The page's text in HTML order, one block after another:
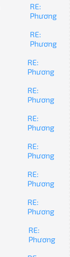
RE:
Phương
RE:
Phương
RE:
Phương
RE:
Phương
RE:
Phương
RE:
Phương
RE:
Phương
RE:
Phương
RE:
Phương